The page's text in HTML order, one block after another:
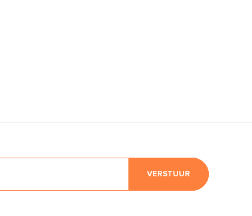
VERSTUUR